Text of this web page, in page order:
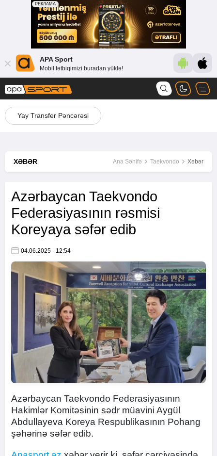
APA Sport
Mobil tətbiqimizi buradan yüklə!
Yay Transfer Pəncərəsi
XƏBƏR Ana Səhifə Taekvondo Xəbər
Azərbaycan Taekvondo
Federasiyasının rəsmisi
Koreyaya səfər edib
04.06.2025 - 12:54
Azərbaycan Taekvondo Federasiyasının
Hakimlər Komitəsinin sədr müavini Aygül
Abdullayeva Koreya Respublikasının Pohang
şəhərinə səfər edib.